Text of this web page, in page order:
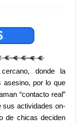
donde la
asesino, por lo que
“contacto real”
sus actividades on-
de chicas deciden